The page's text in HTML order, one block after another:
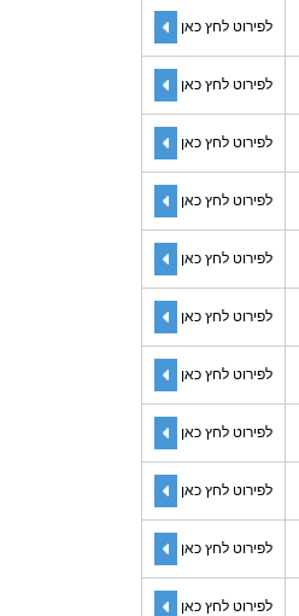
לפירוט לחץ כאן
לפירוט לחץ כאן
לפירוט לחץ כאן
לפירוט לחץ כאן
לפירוט לחץ כאן
לפירוט לחץ כאן
לפירוט לחץ כאן
לפירוט לחץ כאן
לפירוט לחץ כאן
לפירוט לחץ כאן
לפירוט לחץ כאן